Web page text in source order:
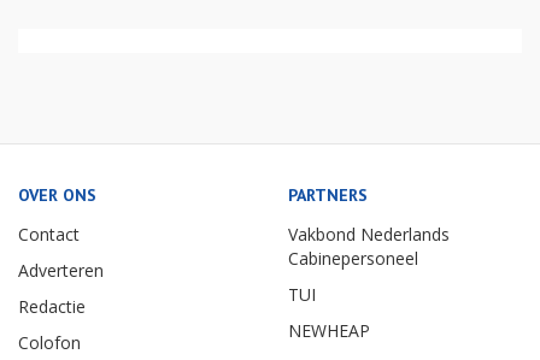
OVER ONS
Contact
Adverteren
Redactie
Colofon
PARTNERS
Vakbond Nederlands
Cabinepersoneel
TUI
NEWHEAP